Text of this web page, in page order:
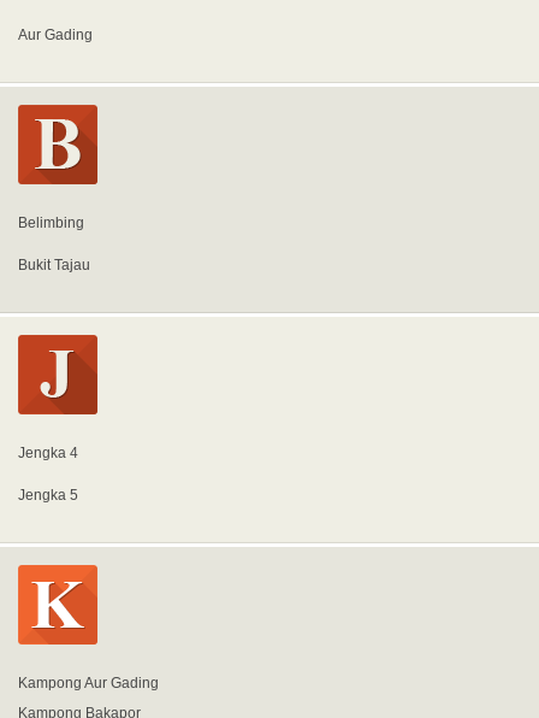
Aur Gading
Belimbing
Bukit Tajau
Jengka 4
Jengka 5
Kampong Aur Gading
Kampong Bakapor